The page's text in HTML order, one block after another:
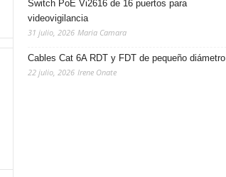
Switch PoE Vi2616 de 16 puertos para
videovigilancia
31 julio, 2026 Maria Camara
Cables Cat 6A RDT y FDT de pequeño diámetro
22 julio, 2026 Irene Onate